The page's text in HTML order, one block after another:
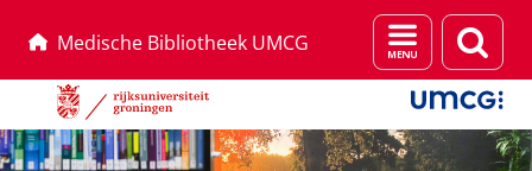
Medische Bibliotheek UMCG
Menu
en
zoeken